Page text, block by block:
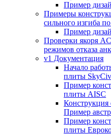
Пример
Примеры
сильного изгиба
Пример
Проверки якоря
режимов отказа
v1 Документация
Начало
плиты SkyCiv
Пример
плиты AISC
Пример
Пример
плиты